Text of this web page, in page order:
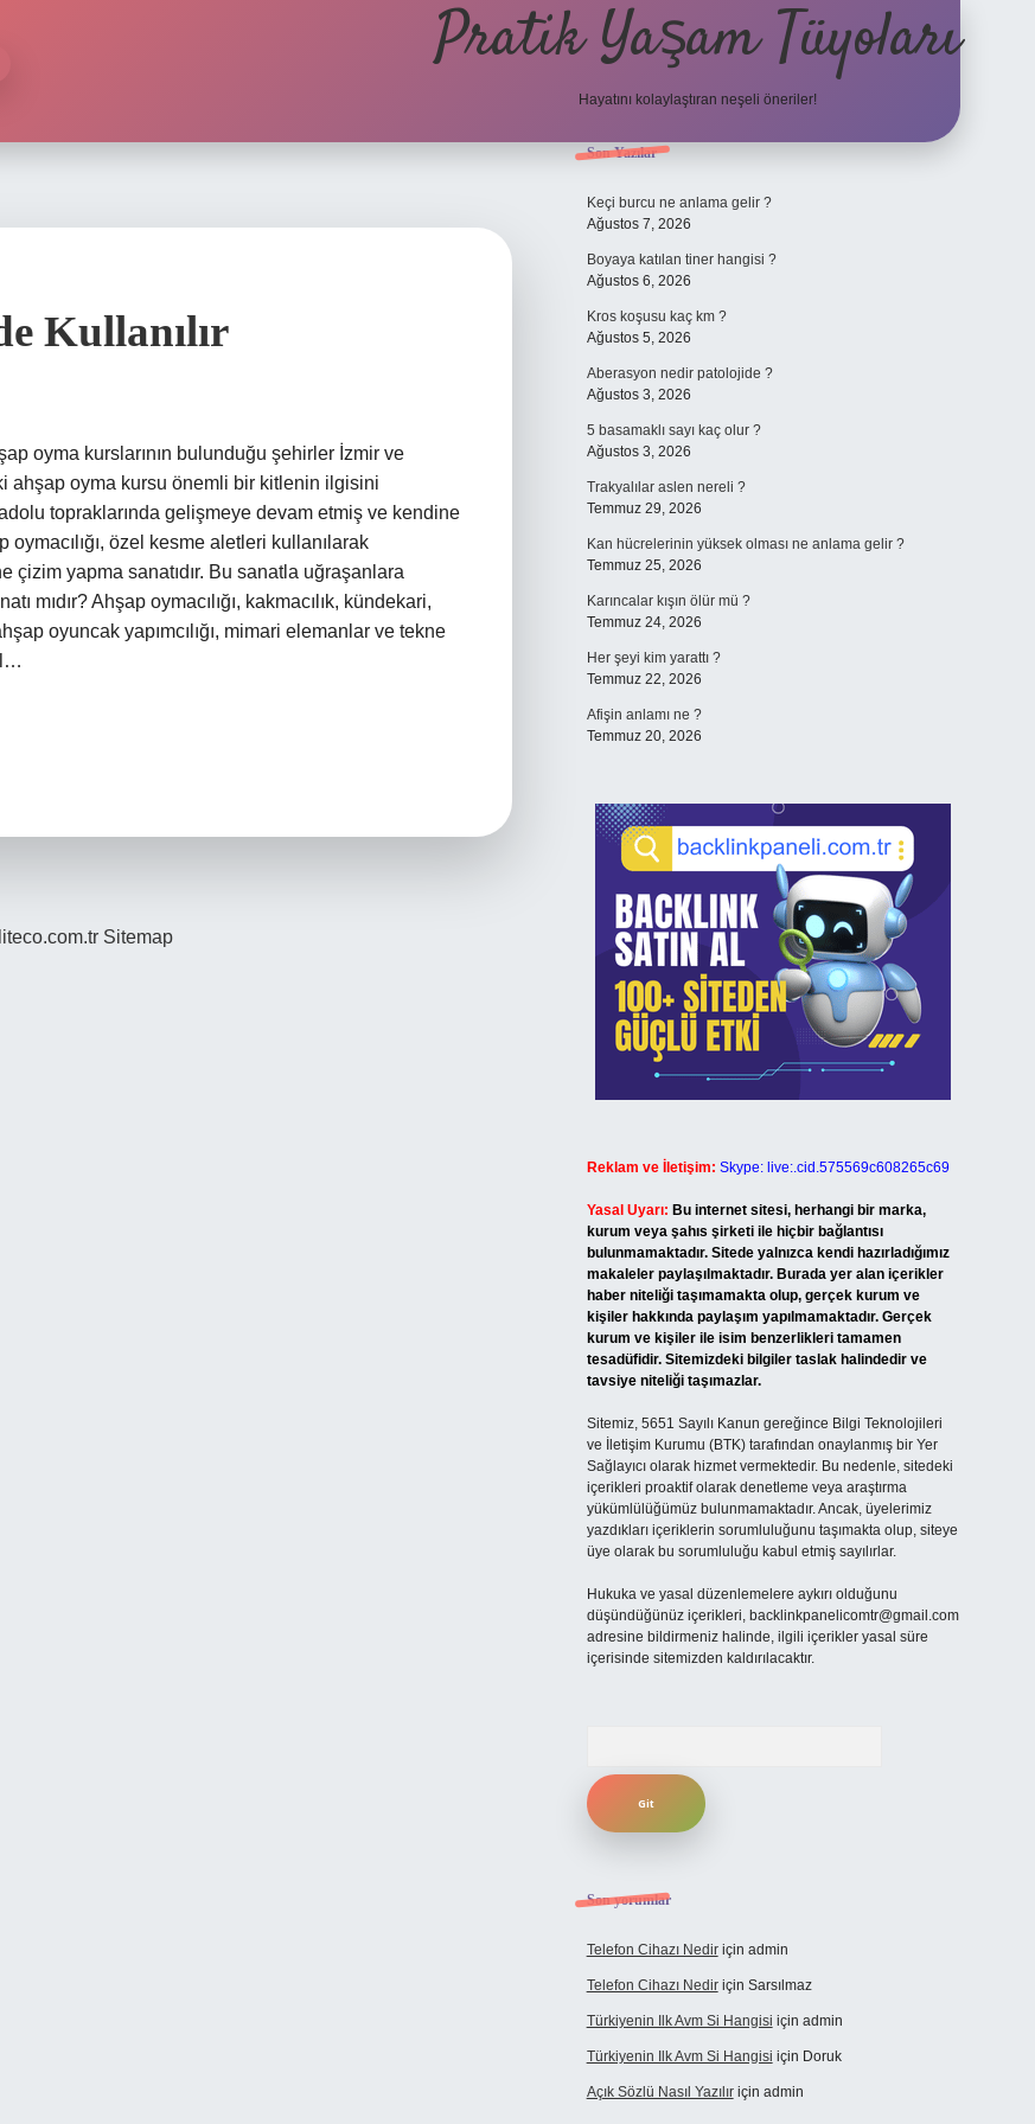
Pratik Yaşam Tüyoları
Hayatını kolaylaştıran neşeli öneriler!
Kullanılır
oyma kurslarının bulunduğu şehirler İzmir ve
ahşap oyma kursu önemli bir kitlenin ilgisini
topraklarında gelişmeye devam etmiş ve kendine
oymacılığı, özel kesme aletleri kullanılarak
çizim yapma sanatıdır. Bu sanatla uğraşanlara
mıdır? Ahşap oymacılığı, kakmacılık, kündekari,
oyuncak yapımcılığı, mimari elemanlar ve tekne
Sitemap
Sidebar
Son Yazılar
Keçi burcu ne anlama gelir ?
Ağustos 7, 2026
Boyaya katılan tiner hangisi ?
Ağustos 6, 2026
Kros koşusu kaç km ?
Ağustos 5, 2026
Aberasyon nedir patolojide ?
Ağustos 3, 2026
5 basamaklı sayı kaç olur ?
Ağustos 3, 2026
Trakyalılar aslen nereli ?
Temmuz 29, 2026
Kan hücrelerinin yüksek olması ne anlama gelir ?
Temmuz 25, 2026
Karıncalar kışın ölür mü ?
Temmuz 24, 2026
Her şeyi kim yarattı ?
Temmuz 22, 2026
Afişin anlamı ne ?
Temmuz 20, 2026
Reklam ve İletişim: Skype: live:.cid.575569c608265c69
Yasal Uyarı: Bu internet sitesi, herhangi bir marka,
kurum veya şahıs şirketi ile hiçbir bağlantısı
bulunmamaktadır. Sitede yalnızca kendi hazırladığımız
makaleler paylaşılmaktadır. Burada yer alan içerikler
haber niteliği taşımamakta olup, gerçek kurum ve
kişiler hakkında paylaşım yapılmamaktadır. Gerçek
kurum ve kişiler ile isim benzerlikleri tamamen
tesadüfidir. Sitemizdeki bilgiler taslak halindedir ve
tavsiye niteliği taşımazlar.
Sitemiz, 5651 Sayılı Kanun gereğince Bilgi Teknolojileri
ve İletişim Kurumu (BTK) tarafından onaylanmış bir Yer
Sağlayıcı olarak hizmet vermektedir. Bu nedenle, sitedeki
içerikleri proaktif olarak denetleme veya araştırma
yükümlülüğümüz bulunmamaktadır. Ancak, üyelerimiz
yazdıkları içeriklerin sorumluluğunu taşımakta olup, siteye
üye olarak bu sorumluluğu kabul etmiş sayılırlar.
Hukuka ve yasal düzenlemelere aykırı olduğunu
düşündüğünüz içerikleri, backlinkpanelicomtr@gmail.com
adresine bildirmeniz halinde, ilgili içerikler yasal süre
içerisinde sitemizden kaldırılacaktır.
Son yorumlar
Telefon Cihazı Nediriçin admin
Telefon Cihazı Nediriçin Sarsılmaz
Türkiyenin Ilk Avm Si Hangisi için admin
Türkiyenin Ilk Avm Si Hangisi için Doruk
Açık Sözlü Nasıl Yazılıriçin admin